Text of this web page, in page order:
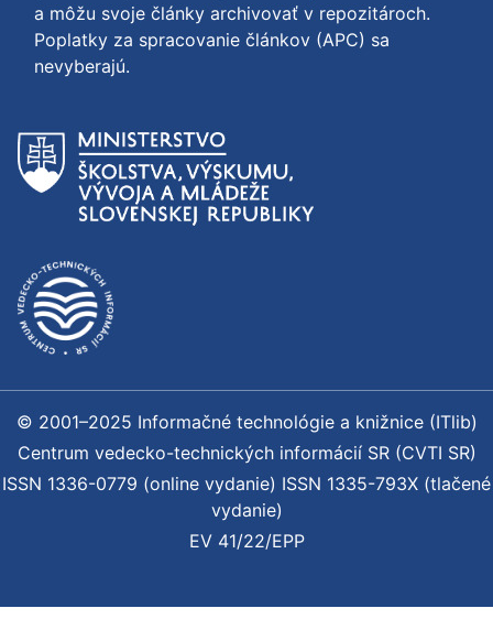
a môžu svoje články archivovať v repozitároch.
Poplatky za spracovanie článkov (APC) sa
nevyberajú.
© 2001–2025 Informačné technológie a knižnice (ITlib)
Centrum vedecko-technických informácií SR (CVTI SR)
ISSN 1336-0779 (online vydanie) ISSN 1335-793X (tlačené
vydanie)
EV 41/22/EPP